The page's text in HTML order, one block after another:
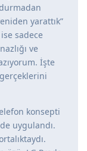
yarattık”
sadece
ve
İşte
konsepti
uygulandı.